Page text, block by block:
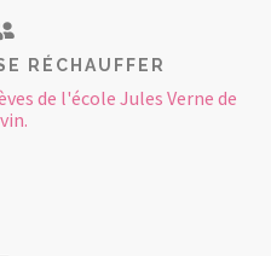
RÉCHAUFFER
de l'école Jules Verne de